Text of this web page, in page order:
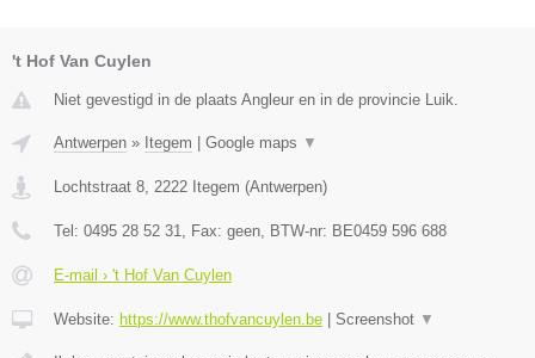
't Hof Van Cuylen
Niet gevestigd in de plaats Angleur en in de provincie Luik.
Antwerpen » Itegem Google maps ▼
Lochtstraat 8 2222 Itegem (Antwerpen)
Tel: 0495 28 52 31 , Fax: geen , BTW-nr: BE0459 596 688
E-mail › 't Hof Van Cuylen
Website: https://www.thofvancuylen.be Screenshot ▼